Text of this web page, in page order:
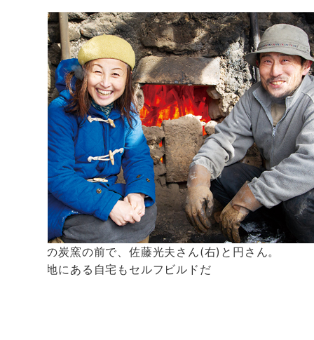
手作りの炭窯の前で、佐藤光夫さん(右)と円さん。
同じ敷地にある自宅もセルフビルドだ